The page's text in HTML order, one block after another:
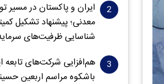
ایران و پاکستان در مسیر
معدنی؛ پیشنهاد تشکیل
شناسایی ظرفیت‌های
هم‌افزایی شرکت‌های تابعه
باشکوه مراسم اربعین